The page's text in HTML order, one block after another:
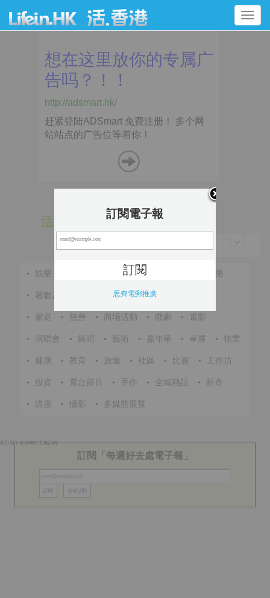
Toggle
navigation
活 動
• 娛樂 • 節慶 音樂
• 著數及優惠 • 體育 •
• 家庭 • 慈善 • 商場活動 • 戲劇 • 電影
• 演唱會 • 舞蹈 • 藝術 • 嘉年華 • 車展 • 物業
• 健康 • 教育 • 旅遊 • 社區 • 比賽 • 工作坊
• 投資 • 電台節目 • 手作 • 全城熱話 • 新奇
• 講座 • 攝影 • 多媒體展覽
此分類下近期無好去處記錄
訂閱「每週好去處電子報」
訂閱電子報
思齊電郵推廣